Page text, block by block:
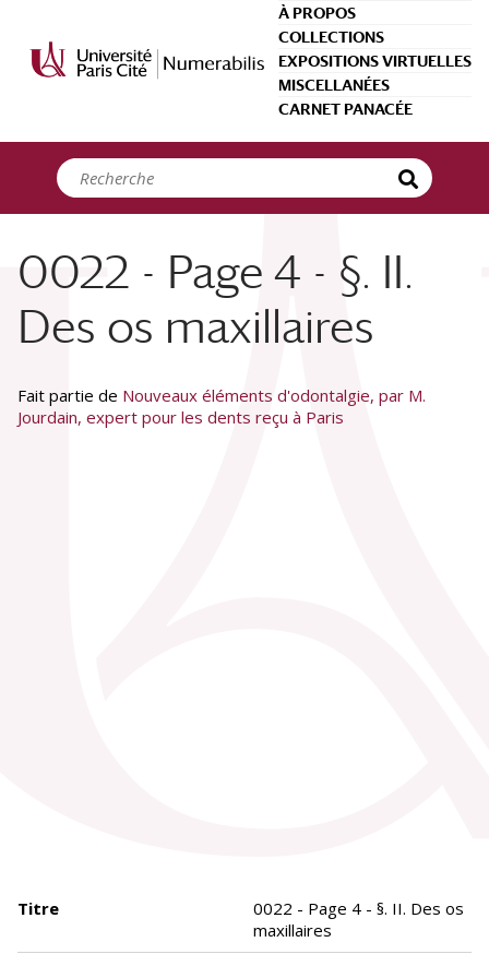
À PROPOS
COLLECTIONS
EXPOSITIONS VIRTUELLES
MISCELLANÉES
CARNET PANACÉE
0022 - Page 4 - §. II.
Des os maxillaires
Fait partie de Nouveaux éléments d'odontalgie, par M.
Jourdain, expert pour les dents reçu à Paris
Titre
0022 - Page 4 - §. II. Des os
maxillaires